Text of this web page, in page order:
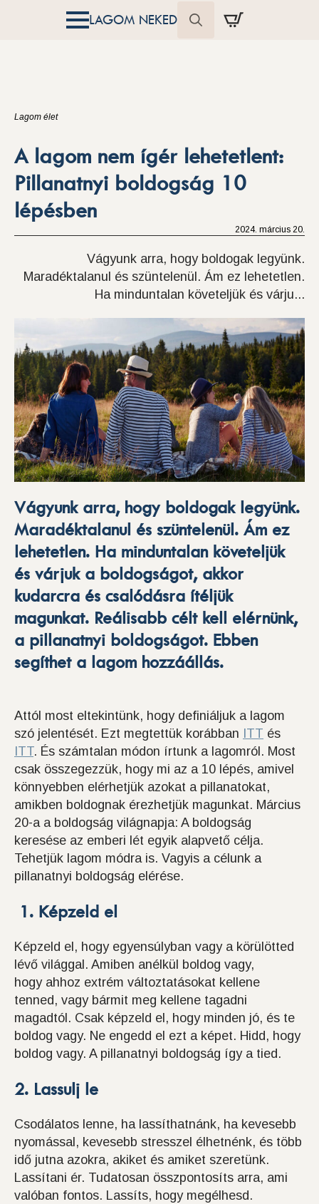
LAGOM NEKED
Lagom élet
A lagom nem ígér lehetetlent:
Pillanatnyi boldogság 10
lépésben
2024. március 20.
Vágyunk arra, hogy boldogak legyünk.
Maradéktalanul és szüntelenül. Ám ez lehetetlen.
Ha minduntalan követeljük és várju...
Vágyunk arra, hogy boldogak legyünk.
Maradéktalanul és szüntelenül. Ám ez
lehetetlen. Ha minduntalan követeljük
és várjuk a boldogságot, akkor
kudarcra és csalódásra ítéljük
magunkat. Reálisabb célt kell elérnünk,
a pillanatnyi boldogságot. Ebben
segíthet a lagom hozzáállás.
Attól most eltekintünk, hogy definiáljuk a lagom
szó jelentését. Ezt megtettük korábban ITT és
ITT. És számtalan módon írtunk a lagomról. Most
csak összegezzük, hogy mi az a 10 lépés, amivel
könnyebben elérhetjük azokat a pillanatokat,
amikben boldognak érezhetjük magunkat. Március
20-a a boldogság világnapja: A boldogság
keresése az emberi lét egyik alapvető célja.
Tehetjük lagom módra is. Vagyis a célunk a
pillanatnyi boldogság elérése.
1. Képzeld el
Képzeld el, hogy egyensúlyban vagy a körülötted
lévő világgal. Amiben anélkül boldog vagy,
hogy ahhoz extrém változtatásokat kellene
tenned, vagy bármit meg kellene tagadni
magadtól. Csak képzeld el, hogy minden jó, és te
boldog vagy. Ne engedd el ezt a képet. Hidd, hogy
boldog vagy. A pillanatnyi boldogság így a tied.
2. Lassulj le
Csodálatos lenne, ha lassíthatnánk, ha kevesebb
nyomással, kevesebb stresszel élhetnénk, és több
idő jutna azokra, akiket és amiket szeretünk.
Lassítani ér. Tudatosan összpontosíts arra, ami
valóban fontos. Lassíts, hogy megélhesd.